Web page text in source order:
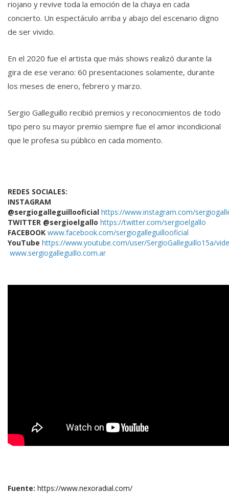
riojano y revive toda la emoción de la chaya en cada
concierto. Un espectáculo arriba y abajo del escenario digno
de ser vivido.
En el 2020 fue el artista que más shows realizó durante la
gira de ese verano: 60 presentaciones solamente, durante
los meses de enero, febrero y marzo.
Sergio Galleguillo recibió premios y reconocimientos de todo
tipo pero su mayor premio siempre fue el amor incondicional
que le profesa su público en cada momento.
REDES SOCIALES:
INSTAGRAM
@sergiogalleguillooficial https://www.instagram.com/
TWITTER @sergioelgallo https://twitter.com/sergioelgallo
FACEBOOK www.facebook.com/sergiogalleguillooficial
YouTube https://www.youtube.com/user/SergioGalleguillo15a/
www.sergiogalleguillo.com.ar
Fuente: https://www.nexoradial.com/